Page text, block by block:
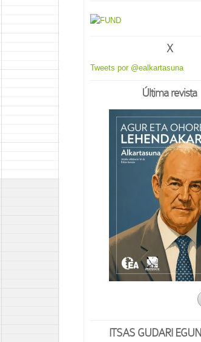
X
Tweets por @ealkartasuna
Última revista
ITSAS GUDARI